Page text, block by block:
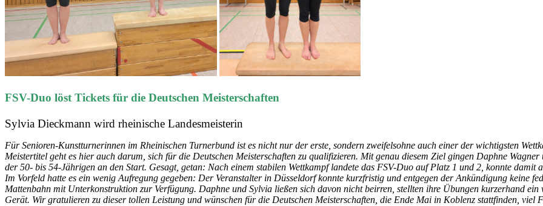
FSV-Duo löst Tickets für die Deutschen Meisterschaften
Sylvia Dieckmann wird rheinische Landesmeisterin
Für Senioren-Kunstturnerinnen im Rheinischen Turnerbund ist es nicht nur der erste, sondern zweifelsohne auch einer der wichtigsten
Meistertitel geht es hier auch darum, sich für die Deutschen Meisterschaften zu qualifizieren. Mit genau diesem Ziel gingen Daphne
der 50- bis 54-Jährigen an den Start. Gesagt, getan: Nach einem stabilen Wettkampf landete das FSV-Duo auf Platz 1 und 2, konnte damit
Im Vorfeld hatte es ein wenig Aufregung gegeben: Der Veranstalter in Düsseldorf konnte kurzfristig und entgegen der Ankündigung keine
Mattenbahn mit Unterkonstruktion zur Verfügung. Daphne und Sylvia ließen sich davon nicht beirren, stellten ihre Übungen kurzerhand
Gerät. Wir gratulieren zu dieser tollen Leistung und wünschen für die Deutschen Meisterschaften, die Ende Mai in Koblenz stattfinden, viel